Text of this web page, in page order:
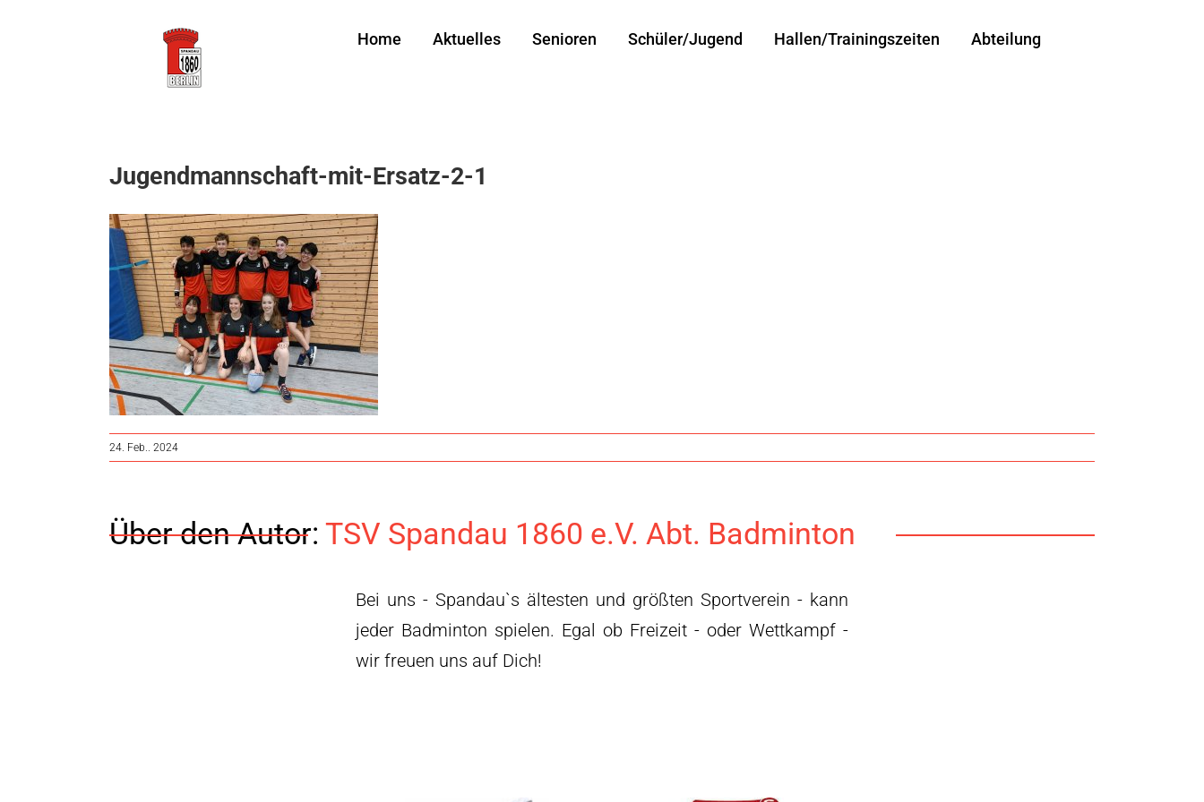
Home Aktuelles Senioren Schüler/Jugend Hallen/Trainingszeiten Abteilung
Jugendmannschaft-mit-Ersatz-2-1
24. Feb.. 2024
Über den Autor: TSV Spandau 1860 e.V. Abt. Badminton
Bei uns - Spandau`s ältesten und größten Sportverein - kann
jeder Badminton spielen. Egal ob Freizeit - oder Wettkampf -
wir freuen uns auf Dich!